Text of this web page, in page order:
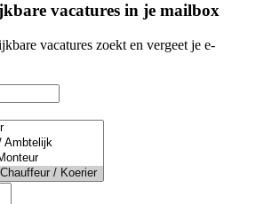
vacatures in je mailbox
vacatures zoekt en vergeet je e-